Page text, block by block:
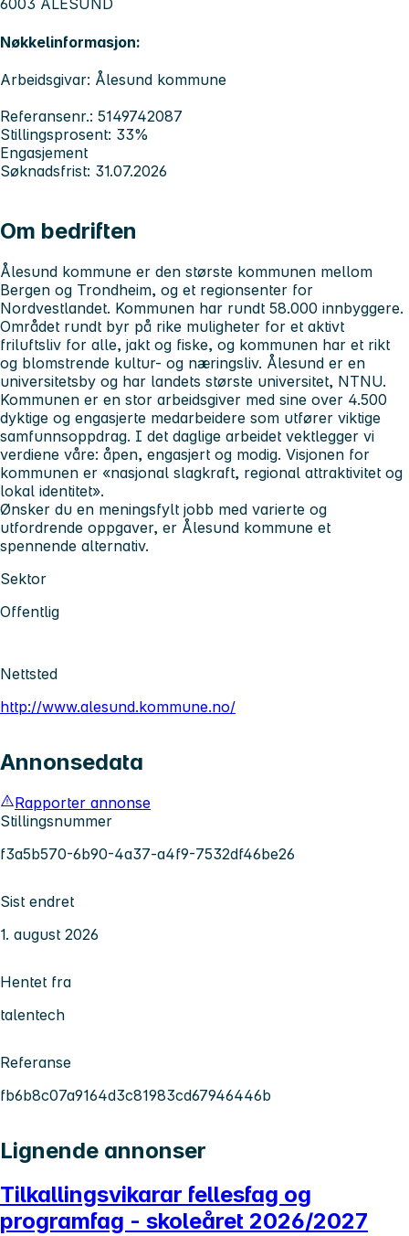
6003 ÅLESUND
Nøkkelinformasjon:
Arbeidsgivar: Ålesund kommune
Referansenr.: 5149742087
Stillingsprosent: 33%
Engasjement
Søknadsfrist: 31.07.2026
Om bedriften
Ålesund kommune er den største kommunen mellom
Bergen og Trondheim, og et regionsenter for
Nordvestlandet. Kommunen har rundt 58.000 innbyggere.
Området rundt byr på rike muligheter for et aktivt
friluftsliv for alle, jakt og fiske, og kommunen har et rikt
og blomstrende kultur- og næringsliv. Ålesund er en
universitetsby og har landets største universitet, NTNU.
Kommunen er en stor arbeidsgiver med sine over 4.500
dyktige og engasjerte medarbeidere som utfører viktige
samfunnsoppdrag. I det daglige arbeidet vektlegger vi
verdiene våre: åpen, engasjert og modig. Visjonen for
kommunen er «nasjonal slagkraft, regional attraktivitet og
lokal identitet».
Ønsker du en meningsfylt jobb med varierte og
utfordrende oppgaver, er Ålesund kommune et
spennende alternativ.
Sektor
Offentlig
Nettsted
http://www.alesund.kommune.no/
Annonsedata
Rapporter annonse
Stillingsnummer
f3a5b570-6b90-4a37-a4f9-7532df46be26
Sist endret
1. august 2026
Hentet fra
talentech
Referanse
fb6b8c07a9164d3c81983cd67946446b
Lignende annonser
Tilkallingsvikarar fellesfag og
programfag - skoleåret 2026/2027